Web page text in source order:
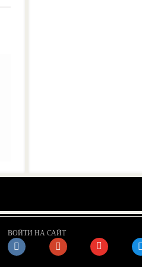
ВОЙТИ НА САЙТ